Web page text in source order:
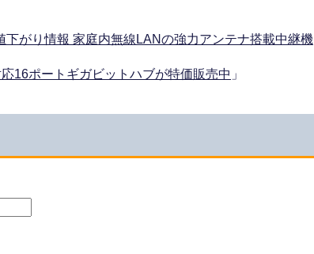
がり情報 家庭内無線LANの強力アンテナ搭載中継機
16ポートギガビットハブが特価販売中 」